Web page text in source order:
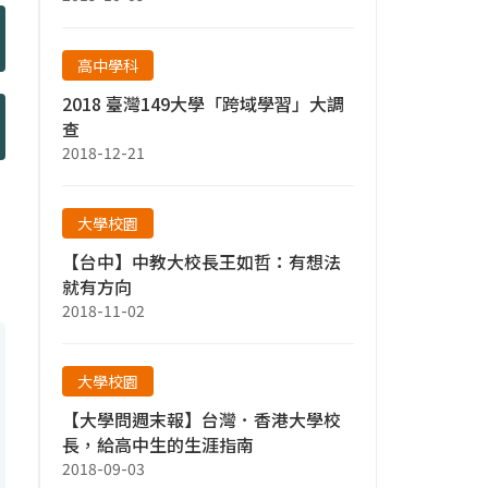
高中學科
2018 臺灣149大學「跨域學習」大調
查
2018-12-21
大學校園
【台中】中教大校長王如哲：有想法
就有方向
2018-11-02
大學校園
【大學問週末報】台灣．香港大學校
長，給高中生的生涯指南
2018-09-03